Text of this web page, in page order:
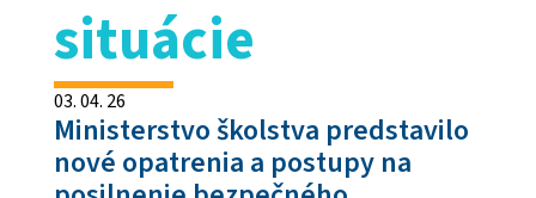
situácie
03. 04. 26
Ministerstvo školstva predstavilo
nové opatrenia a postupy na